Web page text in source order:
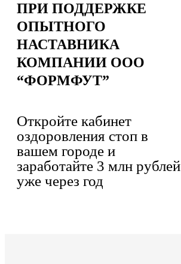
ПРИ ПОДДЕРЖКЕ
ОПЫТНОГО
НАСТАВНИКА
КОМПАНИИ ООО
“ФОРМФУТ”
Откройте кабинет
оздоровления стоп в
вашем городе и
заработайте 3 млн рублей
уже через год